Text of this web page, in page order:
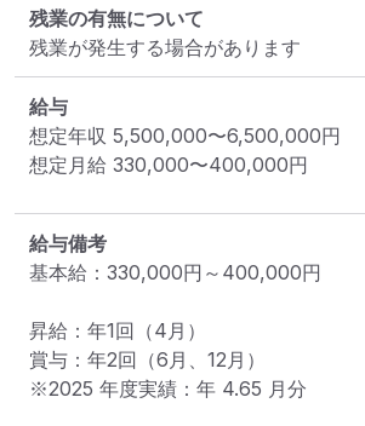
残業の有無について
残業が発生する場合があります
給与
想定年収 5,500,000〜6,500,000円
想定月給 330,000〜400,000円
給与備考
基本給：330,000円～400,000円
昇給：年1回（4月）
賞与：年2回（6月、12月）
※2025 年度実績：年 4.65 月分